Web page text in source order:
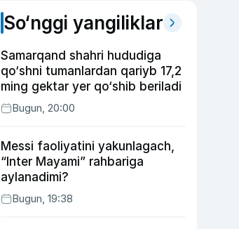
So‘nggi yangiliklar
Samarqand shahri hududiga
qo‘shni tumanlardan qariyb 17,2
ming gektar yer qo‘shib beriladi
Bugun, 20:00
Messi faoliyatini yakunlagach,
“Inter Mayami” rahbariga
aylanadimi?
Bugun, 19:38